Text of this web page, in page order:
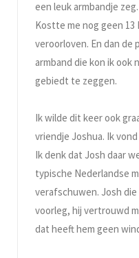
een leuk armbandje
Kostte me nog geen 13
veroorloven. En dan de
armband die kon ik ook
gebiedt te zeggen.
Ik wilde dit keer ook
vriendje Joshua. Ik vond
Ik denk dat Josh daar
typische Nederlandse
verafschuwen. Josh
voorleg, hij vertrouwd
dat heeft hem geen